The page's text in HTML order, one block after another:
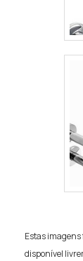
Estas
disponível